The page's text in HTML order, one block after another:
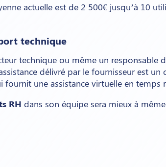
actuelle est de 2 500€ jusqu’à 10
technique
technique ou même un responsable
délivré par le fournisseur est
une assistance virtuelle en temps
RH dans son équipe sera mieux à